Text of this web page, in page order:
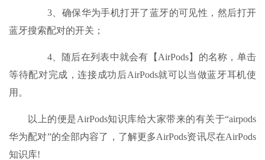
3、确保华为手机打开了蓝牙的可见性，然后打开
蓝牙搜索配对的开关；
4、随后在列表中就会有【AirPods】的名称，单击
等待配对完成，连接成功后AirPods就可以当做蓝牙耳机使
用。
以上的便是AirPods知识库给大家带来的有关于“airpods
华为配对”的全部内容了，了解更多AirPods资讯尽在AirPods
知识库!